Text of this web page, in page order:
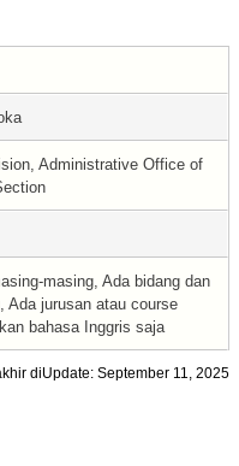
Administrative Office of
masing, Ada bidang dan
Ada jurusan atau course
bahasa Inggris saja
diUpdate: September 11, 2025